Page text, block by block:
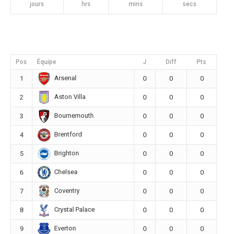
jours hrs mins secs
Pos Équipe J Diff Pts
1 Arsenal 0 0 0
2 Aston Villa 0 0 0
3 Bournemouth 0 0 0
4 Brentford 0 0 0
5 Brighton 0 0 0
6 Chelsea 0 0 0
7 Coventry 0 0 0
8 Crystal Palace 0 0 0
9 Everton 0 0 0